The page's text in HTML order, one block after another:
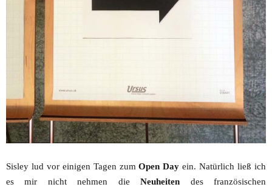
Sisley lud vor einigen Tagen zumOpen Day ein. Natürlich ließ ich
es mir nicht nehmen dieNeuheiten des französischen